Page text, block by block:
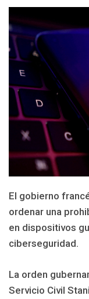
El gobierno
ordenar una
en dispositivos
ciberseguridad.
La orden
Servicio Civil